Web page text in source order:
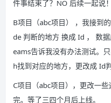
件事结束了？NO 后续一起说！
B项目（abc项目） ，我接到
de 判断的地方 换成 Id ， 数
eams告诉我没有办法测试。
h找到对应的地方，更改成 Id
C项目（abc项目），更改一
完。等了三四个月后上线。